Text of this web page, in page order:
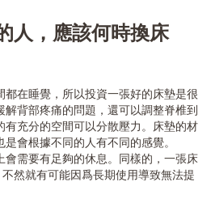
人，應該何時換床
都在睡覺，所以投資一張好的床墊是很
背部疼痛的問題，還可以調整脊椎到
有充分的空間可以分散壓力。床墊的材
會根據不同的人有不同的感覺。
會需要有足夠的休息。同樣的，一張床
然就有可能因爲長期使用導致無法提